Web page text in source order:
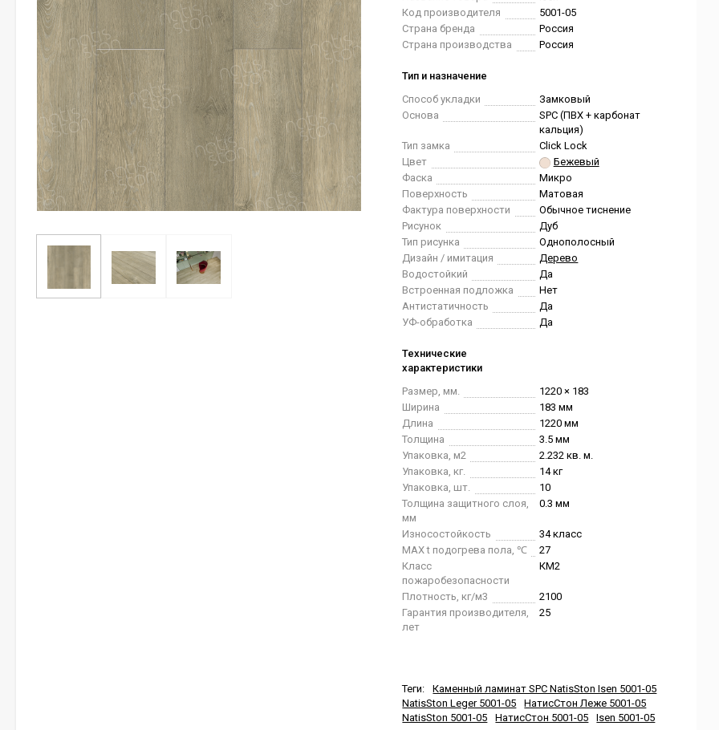
Код производителя
5001-05
Страна бренда
Россия
Страна производства
Россия
Тип и назначение
Способ укладки
Замковый
Основа
SPC (ПВХ + карбонат
кальция)
Тип замка
Click Lock
Цвет
Бежевый
Фаска
Микро
Поверхность
Матовая
Фактура поверхности
Обычное тиснение
Рисунок
Дуб
Тип рисунка
Однополосный
Дизайн / имитация
Дерево
Водостойкий
Да
Встроенная подложка
Нет
Антистатичность
Да
УФ-обработка
Да
Технические
характеристики
Размер, мм.
1220 × 183
Ширина
183 мм
Длина
1220 мм
Толщина
3.5 мм
Упаковка, м2
2.232 кв. м.
Упаковка, кг.
14 кг
Упаковка, шт.
10
Толщина защитного слоя,
мм
0.3 мм
Износостойкость
34 класс
MAX t подогрева пола, ℃
27
Класс
пожаробезопасности
КМ2
Плотность, кг/м3
2100
Гарантия производителя,
лет
25
Теги:
Каменный ламинат SPC NatisSton Isen 5001-05
NatisSton Leger 5001-05
НатисСтон Леже 5001-05
NatisSton 5001-05
НатисСтон 5001-05 Isen 5001-05